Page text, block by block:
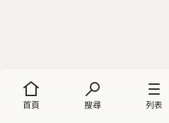
首頁 搜尋 列表